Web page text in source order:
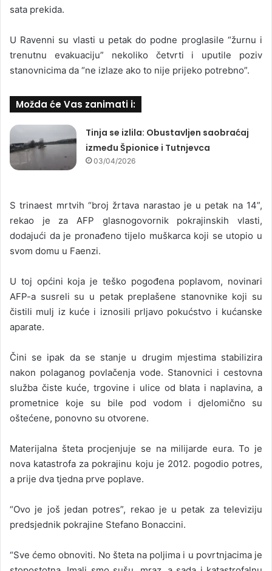
sata prekida.
U Ravenni su vlasti u petak do podne proglasile “žurnu i
trenutnu evakuaciju” nekoliko četvrti i uputile poziv
stanovnicima da “ne izlaze ako to nije prijeko potrebno”.
Možda će Vas zanimati i:
Tinja se izlila: Obustavljen saobraćaj
između Špionice i Tutnjevca
03/04/2026
S trinaest mrtvih “broj žrtava narastao je u petak na 14”,
rekao je za AFP glasnogovornik pokrajinskih vlasti,
dodajući da je pronađeno tijelo muškarca koji se utopio u
svom domu u Faenzi.
U toj općini koja je teško pogođena poplavom, novinari
AFP-a susreli su u petak preplašene stanovnike koji su
čistili mulj iz kuće i iznosili prljavo pokućstvo i kućanske
aparate.
Čini se ipak da se stanje u drugim mjestima stabilizira
nakon polaganog povlačenja vode. Stanovnici i cestovna
služba čiste kuće, trgovine i ulice od blata i naplavina, a
prometnice koje su bile pod vodom i djelomično su
oštećene, ponovno su otvorene.
Materijalna šteta procjenjuje se na milijarde eura. To je
nova katastrofa za pokrajinu koju je 2012. pogodio potres,
a prije dva tjedna prve poplave.
“Ovo je još jedan potres”, rekao je u petak za televiziju
predsjednik pokrajine Stefano Bonaccini.
“Sve ćemo obnoviti. No šteta na poljima i u povrtnjacima je